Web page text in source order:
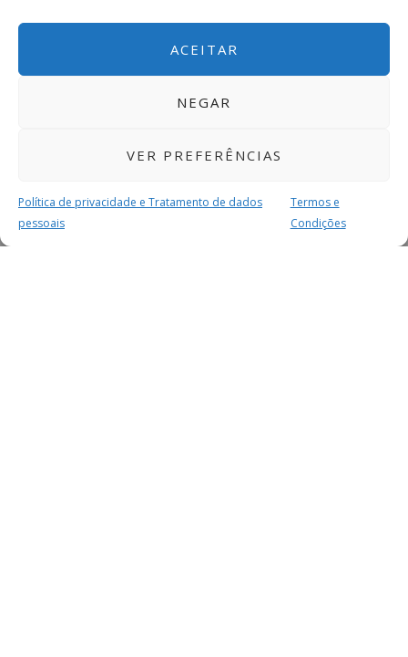
ACEITAR
NEGAR
VER PREFERÊNCIAS
Política de privacidade e Tratamento de dados
pessoais
Termos e
Condições